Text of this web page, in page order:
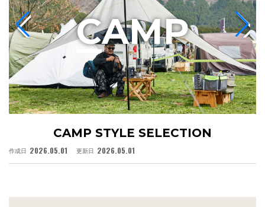
CAMP STYLE SELECTION
作成日 2026.05.01 更新日 2026.05.01
CAMP